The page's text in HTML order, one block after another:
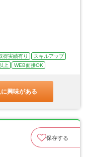
得実績有り
スキルアップ
上 WEB面接OK
興味がある
保存する